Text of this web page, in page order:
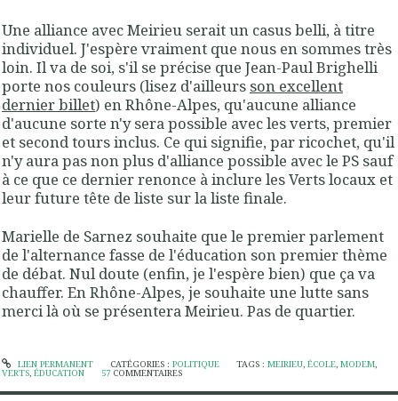
Une alliance avec Meirieu serait un casus belli, à titre
individuel. J'espère vraiment que nous en sommes très
loin. Il va de soi, s'il se précise que Jean-Paul Brighelli
porte nos couleurs (lisez d'ailleurs son excellent
dernier billet) en Rhône-Alpes, qu'aucune alliance
d'aucune sorte n'y sera possible avec les verts, premier
et second tours inclus. Ce qui signifie, par ricochet, qu'il
n'y aura pas non plus d'alliance possible avec le PS sauf
à ce que ce dernier renonce à inclure les Verts locaux et
leur future tête de liste sur la liste finale.
Marielle de Sarnez souhaite que le premier parlement
de l'alternance fasse de l'éducation son premier thème
de débat. Nul doute (enfin, je l'espère bien) que ça va
chauffer. En Rhône-Alpes, je souhaite une lutte sans
merci là où se présentera Meirieu. Pas de quartier.
LIEN PERMANENT CATÉGORIES : POLITIQUE TAGS :MEIRIEU,ÉCOLE,MODEM,
VERTS, ÉDUCATION 57 COMMENTAIRES